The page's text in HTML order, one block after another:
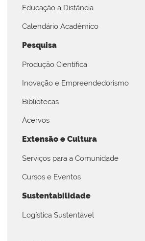
Educação a Distância
Calendário Acadêmico
Pesquisa
Produção Científica
Inovação e Empreendedorismo
Bibliotecas
Acervos
Extensão e Cultura
Serviços para a Comunidade
Cursos e Eventos
Sustentabilidade
Logística Sustentável